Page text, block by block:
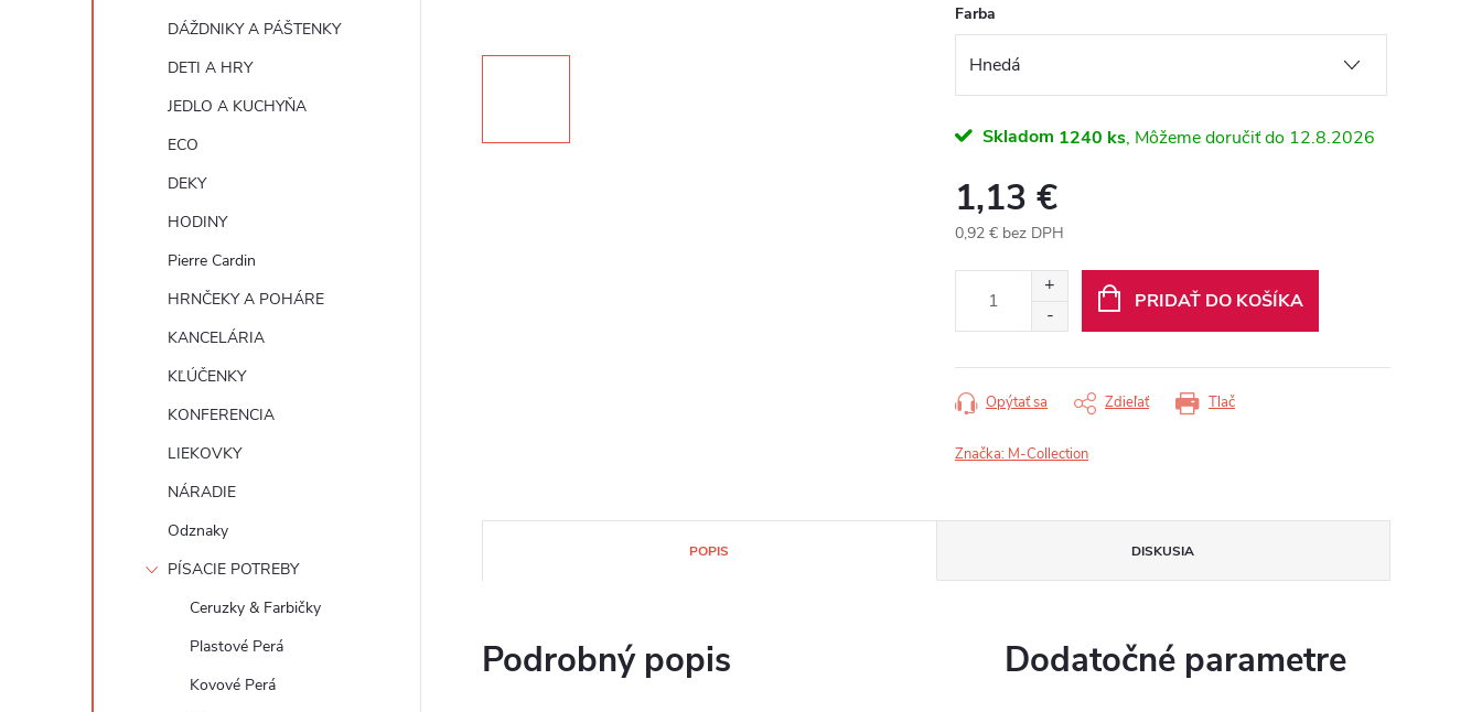
DÁŽDNIKY A PÁŠTENKY
DETI A HRY
JEDLO A KUCHYŇA
ECO
DEKY
HODINY
Pierre Cardin
HRNČEKY A POHÁRE
KANCELÁRIA
KĽÚČENKY
KONFERENCIA
LIEKOVKY
NÁRADIE
Odznaky
PÍSACIE POTREBY
Ceruzky & Farbičky
Plastové Perá
Kovové Perá
Farba
Skladom 1240 ks 12.8.2026
1,13 €
0,92 € bez DPH
PRIDAŤ DO KOŠÍKA
Tlač
Opýtať sa Zdieľať
Značka: M-Collection
POPIS DISKUSIA
Podrobný popis Dodatočné parametre